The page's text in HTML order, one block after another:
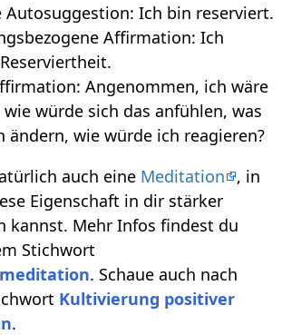
Autosuggestion: Ich bin reserviert.
Affirmation: Ich
Angenommen, ich wäre
würde sich das anfühlen, was
ändern, wie würde ich reagieren?
auch eine Meditation
, in
Eigenschaft in dir stärker
kannst. Mehr Infos findest du
Stichwort
. Schaue auch nach
Kultivierung positiver
.